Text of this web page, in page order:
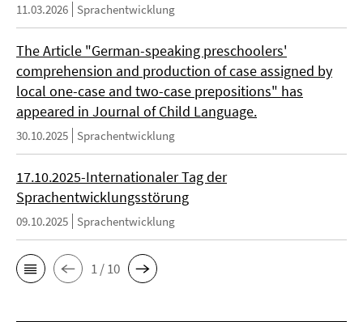
11.03.2026 Sprachentwicklung
The Article "German-speaking preschoolers'
comprehension and production of case assigned by
local one-case and two-case prepositions" has
appeared in Journal of Child Language.
30.10.2025 Sprachentwicklung
17.10.2025-Internationaler Tag der
Sprachentwicklungsstörung
09.10.2025 Sprachentwicklung
1 / 10